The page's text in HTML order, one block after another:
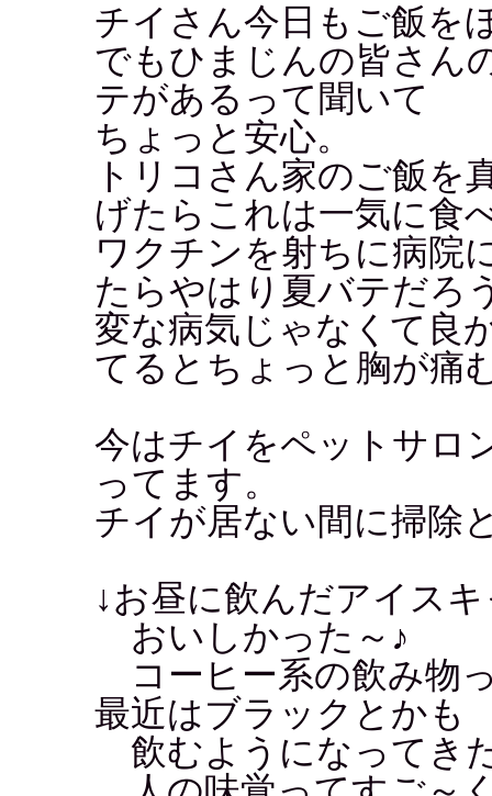
チイさん今日もご飯を
でもひまじんの皆さん
テがあるって聞いて
ちょっと安心。
トリコさん家のご飯を
げたらこれは一気に食
ワクチンを射ちに病院
たらやはり夏バテだろ
変な病気じゃなくて良
てるとちょっと胸が痛
今はチイをペットサロ
ってます。
チイが居ない間に掃除
↓お昼に飲んだアイス
おいしかった～♪
コーヒー系の飲み物
最近はブラックとかも
飲むようになってき